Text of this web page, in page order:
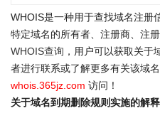
WHOIS是一种用于查找域名注册
特定域名的所有者、注册商、注
WHOIS查询 ，用户可以获取关
者进行联系或了解更多有关该域
whois.365jz.com 访问！
关于域名到期删除规则实施的解释